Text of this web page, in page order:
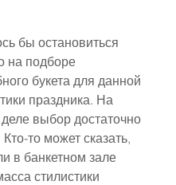
бы остановиться
на подборе
букета для данной
праздника. На
выбор достаточно
то может сказать,
в банкетном зале
стилистики